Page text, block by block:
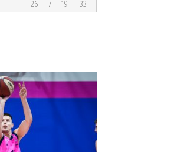
26 7 19 33